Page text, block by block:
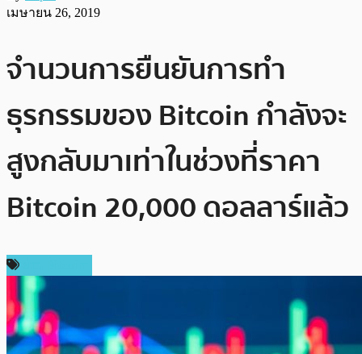
เมษายน 26, 2019
จำนวนการยืนยันการทำ
ธุรกรรมของ Bitcoin กำลังจะ
สูงกลับมาเท่าในช่วงที่ราคา
Bitcoin 20,000 ดอลลาร์แล้ว